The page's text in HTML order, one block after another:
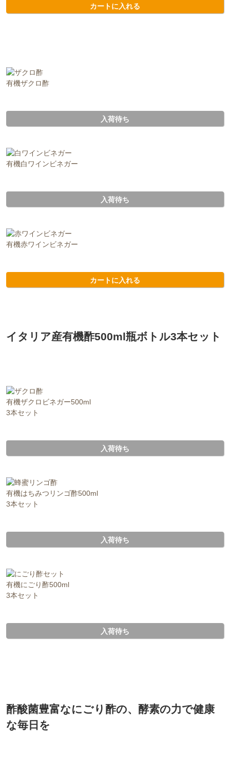
カートに入れる
有機ザクロ酢
入荷待ち
有機白ワインビネガー
入荷待ち
有機赤ワインビネガー
カートに入れる
イタリア産有機酢500ml瓶ボトル3本セット
有機ザクロビネガー500ml
3本セット
入荷待ち
有機はちみつリンゴ酢500ml
3本セット
入荷待ち
有機にごり酢500ml
3本セット
入荷待ち
酢酸菌豊富なにごり酢の、酵素の力で健康
な毎日を
新規会員様限定
今すぐ使える